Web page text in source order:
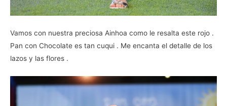
Vamos con nuestra preciosa Ainhoa como le resalta este rojo .
Pan con Chocolate es tan cuqui . Me encanta el detalle de los
lazos y las flores .